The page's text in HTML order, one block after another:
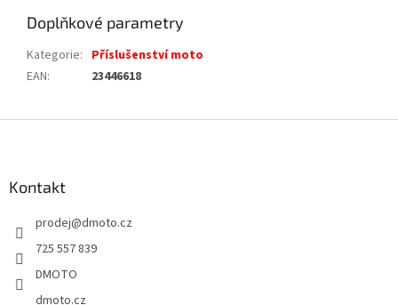
Doplňkové parametry
Kategorie: Příslušenství moto
EAN: 23446618
Kontakt
prodej@dmoto.cz
725 557 839
DMOTO
dmoto.cz